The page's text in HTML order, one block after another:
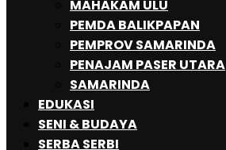
MAHAKAM ULU
PEMDA BALIKPAPAN
PEMPROV SAMARINDA
PENAJAM PASER UTARA
SAMARINDA
EDUKASI
SENI & BUDAYA
SERBA SERBI